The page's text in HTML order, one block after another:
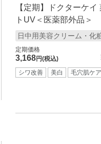
【定期】ドクターケ
トUV＜医薬部外品＞
日中用美容クリーム・化
定期価格
3,168円(税込)
シワ改善 美白 毛穴肌ケア